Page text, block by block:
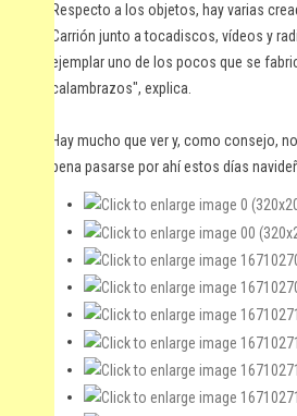
Respecto a los objetos, hay varias
Carrión junto a tocadiscos, vídeos y
ejemplar uno de los pocos que se
calambrazos", explica.
Hay mucho que ver y, como consejo,
pena pasarse por ahí estos días